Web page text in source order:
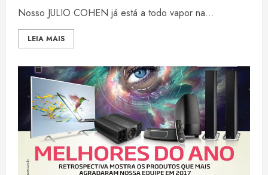
Nosso JULIO COHEN já está a todo vapor na...
LEIA MAIS